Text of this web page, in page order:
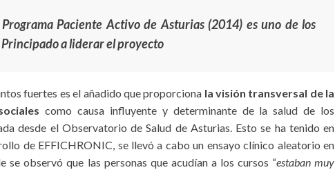
Paciente Activo de Asturias (2014) es uno de los
a liderar el proyecto
fuertes es el añadido que proporciona la visión transversal de la
como causa influyente y determinante de la salud de los
desde el Observatorio de Salud de Asturias. Esto se ha tenido en
de EFFICHRONIC, se llevó a cabo un ensayo clínico aleatorio en
observó que las personas que acudían a los cursos “estaban muy